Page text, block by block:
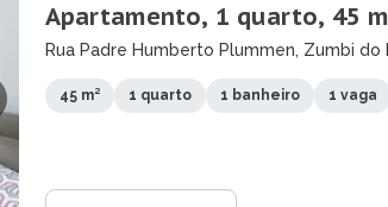
Apartamento, 1 quarto, 45
Rua Padre Humberto Plummen, Zumbi
45 m² 1 quarto 1 banheiro 1 vaga